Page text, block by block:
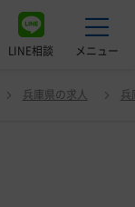
LINE相談 メニュー
兵庫県の求人変更